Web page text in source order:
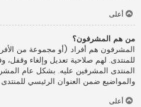
أعلى
من هم المشرفون؟
المشرفون هم أفراد (أو مجموعة من
للمنتدى. لهم صلاحية تعديل وإلغاء
المنتدى المشرفين عليه. بشكل عام
والمواضيع ضمن العنوان الرئيسي
أعلى